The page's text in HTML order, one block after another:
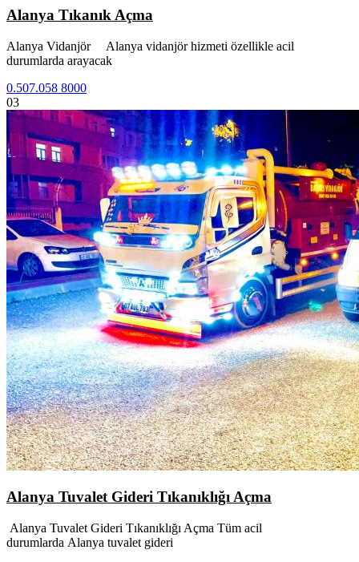
Alanya Tıkanık Açma
Alanya Vidanjör Alanya vidanjör hizmeti özellikle acil
durumlarda arayacak
0.507.058 8000
03
Alanya Tuvalet Gideri Tıkanıklığı Açma
Alanya Tuvalet Gideri Tıkanıklığı Açma Tüm acil
durumlarda Alanya tuvalet gideri